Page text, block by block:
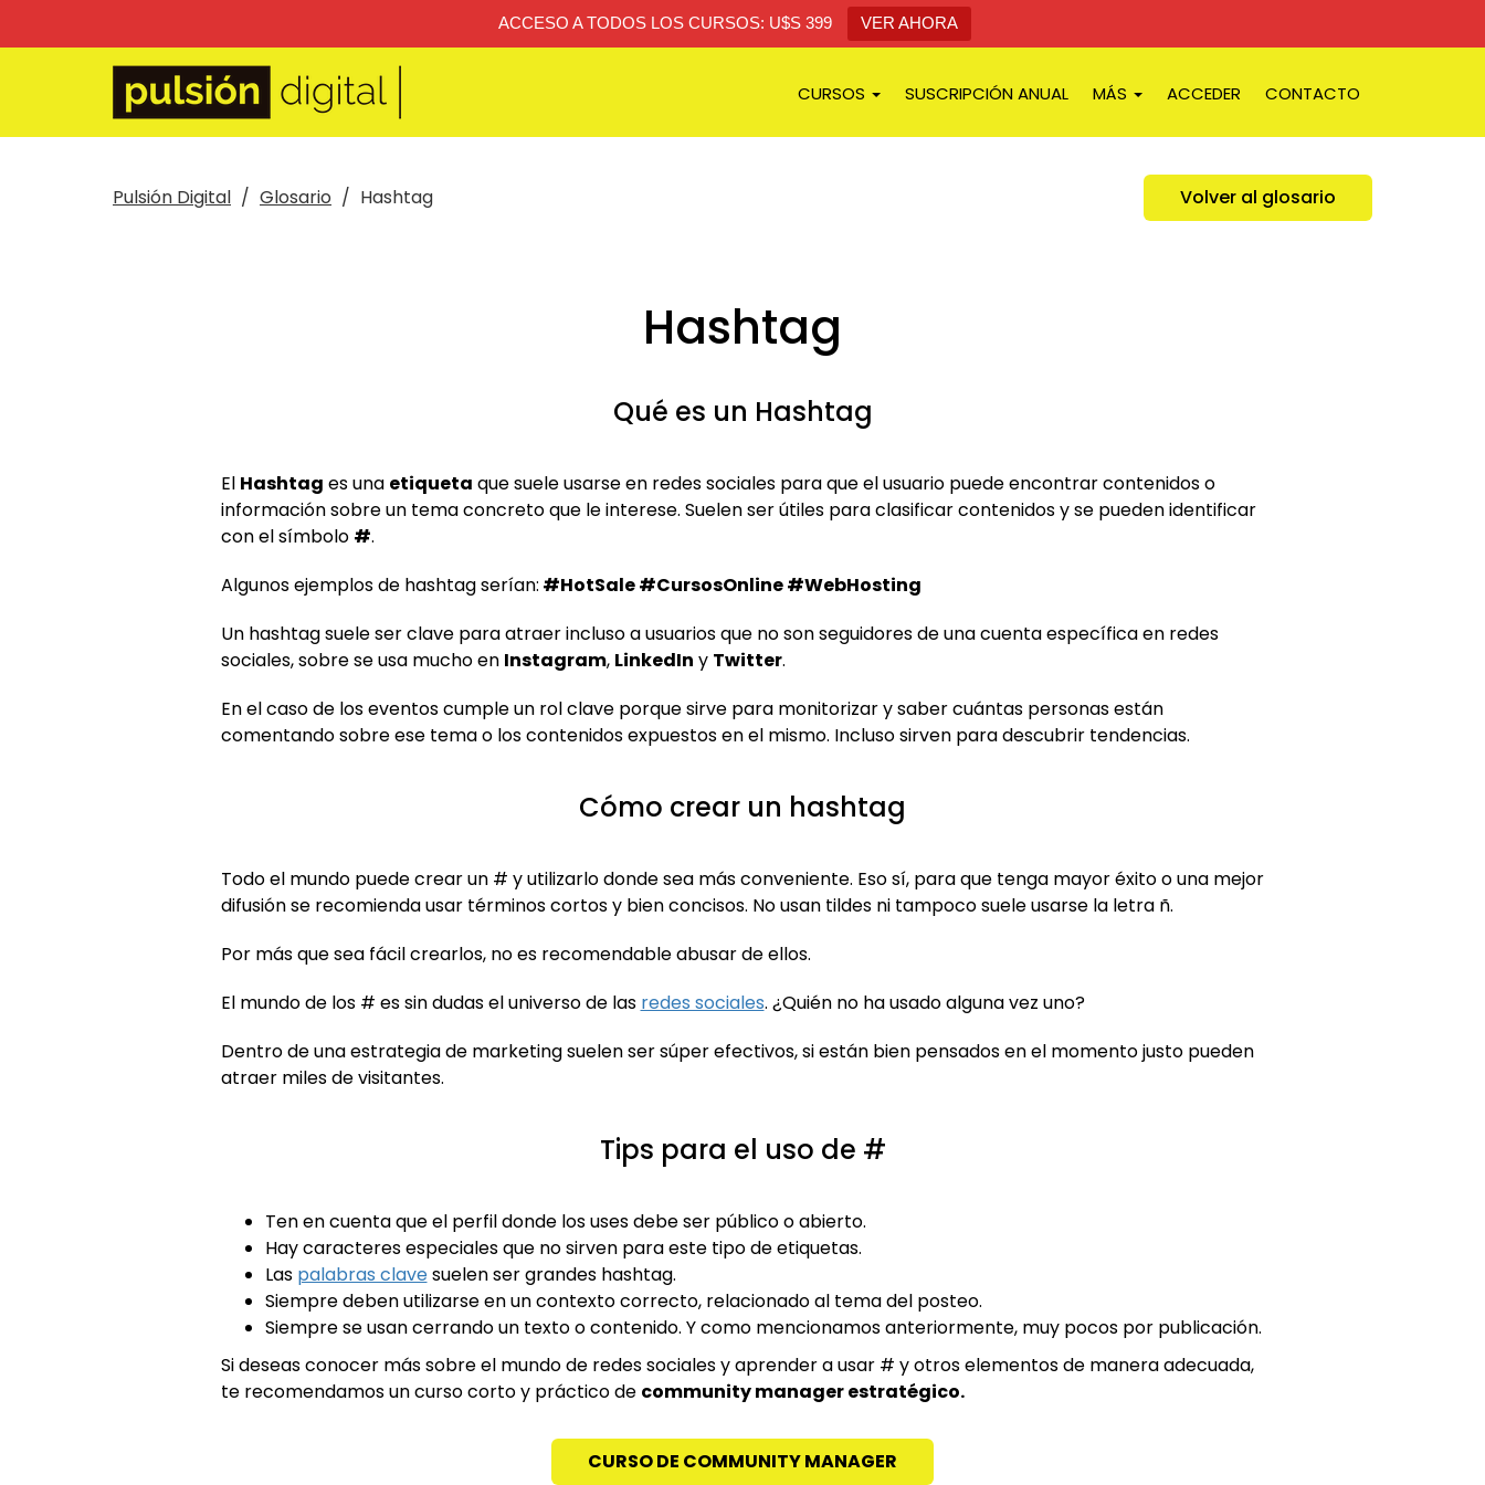
ACCESO A TODOS LOS CURSOS: U$S 399 VER AHORA
CURSOS SUSCRIPCIÓN ANUAL MÁS ACCEDER CONTACTO
Pulsión Digital Glosario Hashtag Volver al glosario
Hashtag
Qué es un Hashtag
El Hashtag es una etiqueta que suele usarse en redes sociales para que el usuario puede encontrar contenidos o
información sobre un tema concreto que le interese. Suelen ser útiles para clasificar contenidos y se pueden identificar
con el símbolo #.
Algunos ejemplos de hashtag serían: #HotSale #CursosOnline #WebHosting
Un hashtag suele ser clave para atraer incluso a usuarios que no son seguidores de una cuenta específica en redes
sociales, sobre se usa mucho en Instagram, LinkedIn y Twitter.
En el caso de los eventos cumple un rol clave porque sirve para monitorizar y saber cuántas personas están
comentando sobre ese tema o los contenidos expuestos en el mismo. Incluso sirven para descubrir tendencias.
Cómo crear un hashtag
Todo el mundo puede crear un # y utilizarlo donde sea más conveniente. Eso sí, para que tenga mayor éxito o una mejor
difusión se recomienda usar términos cortos y bien concisos. No usan tildes ni tampoco suele usarse la letra ñ.
Por más que sea fácil crearlos, no es recomendable abusar de ellos.
El mundo de los # es sin dudas el universo de las redes sociales. ¿Quién no ha usado alguna vez uno?
Dentro de una estrategia de marketing suelen ser súper efectivos, si están bien pensados en el momento justo pueden
atraer miles de visitantes.
Tips para el uso de #
Ten en cuenta que el perfil donde los uses debe ser público o abierto.
Hay caracteres especiales que no sirven para este tipo de etiquetas.
Las palabras clavesuelen ser grandes hashtag.
Siempre deben utilizarse en un contexto correcto, relacionado al tema del posteo.
Siempre se usan cerrando un texto o contenido. Y como mencionamos anteriormente, muy pocos por publicación.
Si deseas conocer más sobre el mundo de redes sociales y aprender a usar # y otros elementos de manera adecuada,
te recomendamos un curso corto y práctico de community manager estratégico.
CURSO DE COMMUNITY MANAGER